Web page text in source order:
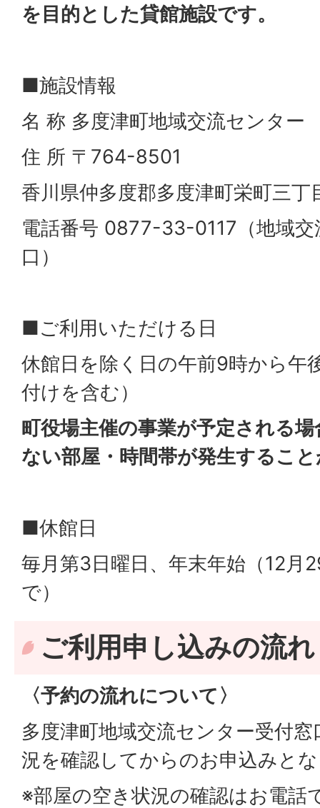
を目的とした貸館施設です。
■施設情報
名 称 多度津町地域交流センター
住 所 〒764-8501
香川県仲多度郡多度津町栄町三
電話番号 0877-33-0117（地域交
口）
■ご利用いただける日
休館日を除く日の午前9時から午
付けを含む）
町役場主催の事業が予定される
ない部屋・時間帯が発生するこ
■休館日
毎月第3日曜日、年末年始（12月
で）
ご利用申し込みの流れ
〈予約の流れについて〉
多度津町地域交流センター受付
況を確認してからのお申込みと
※部屋の空き状況の確認はお電話